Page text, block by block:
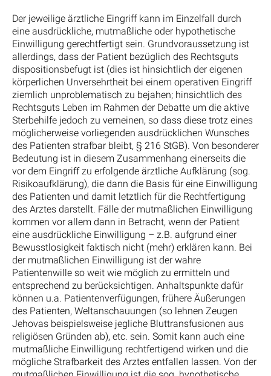
Der jeweilige ärztliche Eingriff kann im Einzelfall durch
eine ausdrückliche, mutmaßliche oder hypothetische
Einwilligung gerechtfertigt sein. Grundvoraussetzung ist
allerdings, dass der Patient bezüglich des Rechtsguts
dispositionsbefugt ist (dies ist hinsichtlich der eigenen
körperlichen Unversehrtheit bei einem operativen Eingriff
ziemlich unproblematisch zu bejahen; hinsichtlich des
Rechtsguts Leben im Rahmen der Debatte um die aktive
Sterbehilfe jedoch zu verneinen, so dass diese trotz eines
möglicherweise vorliegenden ausdrücklichen Wunsches
des Patienten strafbar bleibt, § 216 StGB). Von besonderer
Bedeutung ist in diesem Zusammenhang einerseits die
vor dem Eingriff zu erfolgende ärztliche Aufklärung (sog.
Risikoaufklärung), die dann die Basis für eine Einwilligung
des Patienten und damit letztlich für die Rechtfertigung
des Arztes darstellt. Fälle der mutmaßlichen Einwilligung
kommen vor allem dann in Betracht, wenn der Patient
eine ausdrückliche Einwilligung – z.B. aufgrund einer
Bewusstlosigkeit faktisch nicht (mehr) erklären kann. Bei
der mutmaßlichen Einwilligung ist der wahre
Patientenwille so weit wie möglich zu ermitteln und
entsprechend zu berücksichtigen. Anhaltspunkte dafür
können u.a. Patientenverfügungen, frühere Äußerungen
des Patienten, Weltanschauungen (so lehnen Zeugen
Jehovas beispielsweise jegliche Bluttransfusionen aus
religiösen Gründen ab), etc. sein. Somit kann auch eine
mutmaßliche Einwilligung rechtfertigend wirken und die
mögliche Strafbarkeit des Arztes entfallen lassen. Von der